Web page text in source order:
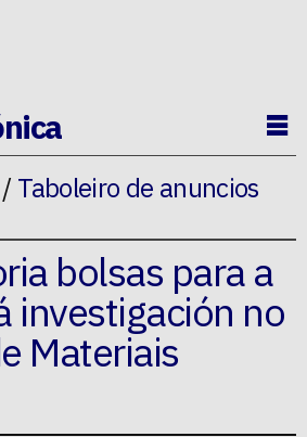
Taboleiro de anuncios
bolsas para a
investigación no
Materiais